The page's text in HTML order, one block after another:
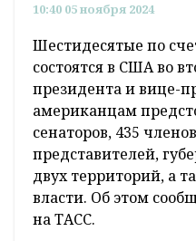
10:40 05 ноября 2024